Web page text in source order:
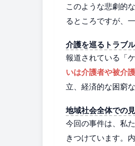
このような悲劇的
るところですが、
介護を巡るトラブ
報道されている「
いは介護者や被介
立、経済的な困窮
地域社会全体での
今回の事件は、私
きつけています。